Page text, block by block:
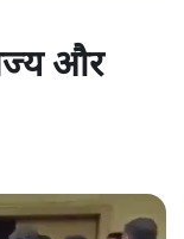
और